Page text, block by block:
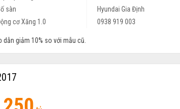
sàn
Hyundai Gia Định
cơ Xăng 1.0
0938 919 003
giảm 10% so với mẫu cũ.
Xe mới